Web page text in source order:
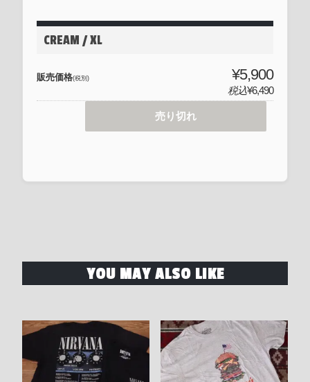
CREAM / XL
販売価格(税別) ¥5,900
税込¥6,490
売り切れ
YOU MAY ALSO LIKE